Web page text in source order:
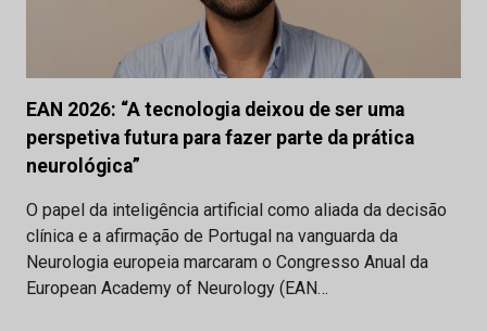
EAN 2026: “A tecnologia deixou de ser uma
perspetiva futura para fazer parte da prática
neurológica”
O papel da inteligência artificial como aliada da decisão
clínica e a afirmação de Portugal na vanguarda da
Neurologia europeia marcaram o Congresso Anual da
European Academy of Neurology (EAN…